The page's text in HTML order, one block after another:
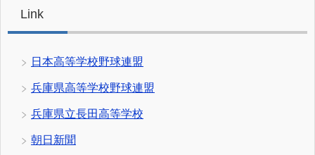
Link
日本高等学校野球連盟
兵庫県高等学校野球連盟
兵庫県立長田高等学校
朝日新聞